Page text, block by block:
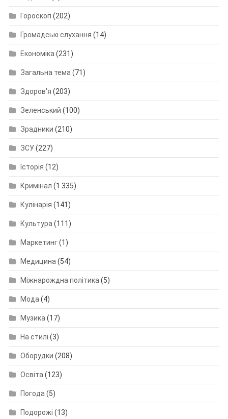
Гороскоп (202)
Громадські слухання (14)
Економіка (231)
Загальна тема (71)
Здоров'я (203)
Зеленський (100)
Зрадники (210)
ЗСУ(227)
Історія (12)
Кримінал (1 335)
Кулінарія (141)
Культура (111)
Маркетинг(1)
Медицина (54)
Міжнарождна політика (5)
Мода (4)
Музика (17)
На стилі (3)
Оборудки (208)
Освіта (123)
Погода (5)
Подорожі (13)